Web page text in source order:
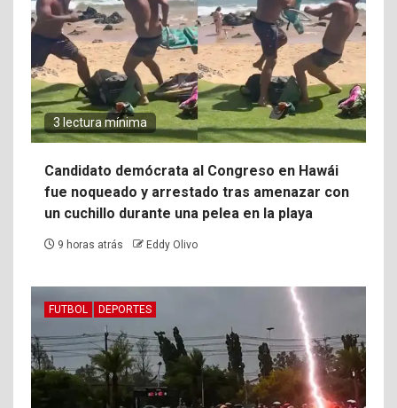
3 lectura mínima
Candidato demócrata al Congreso en Hawái
fue noqueado y arrestado tras amenazar con
un cuchillo durante una pelea en la playa
9 horas atrás Eddy Olivo
FUTBOL DEPORTES